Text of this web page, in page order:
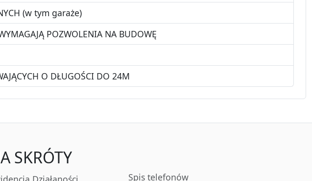
(w tym garaże)
POZWOLENIA NA BUDOWĘ
O DŁUGOŚCI DO 24M
SKRÓTY
Spis telefonów